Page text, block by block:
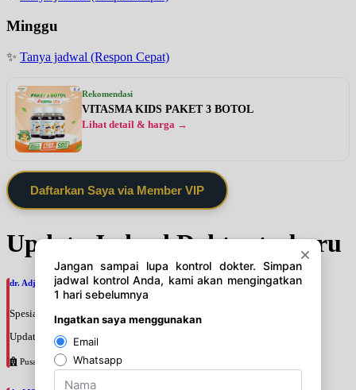
Minggu
✨ Tanya jadwal (Respon Cepat)
Rekomendasi
VITASMA KIDS PAKET 3 BOTOL
Lihat detail & harga →
Daftarkan Saya via Member VIP
Update Jadwal Dokter terbaru
dr. Adji Suprajitno, SpPD
Spesialis: Penyakit Dalam
Update terakhir: 2026-08-07 20:37:59
Pusat Pertamina